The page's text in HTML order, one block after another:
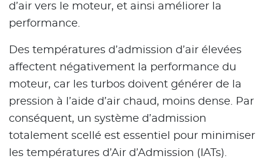
d’air vers le moteur, et ainsi améliorer la
performance.
Des températures d’admission d’air élevées
affectent négativement la performance du
moteur, car les turbos doivent générer de la
pression à l’aide d’air chaud, moins dense. Par
conséquent, un système d’admission
totalement scellé est essentiel pour minimiser
les températures d’Air d’Admission (IATs).